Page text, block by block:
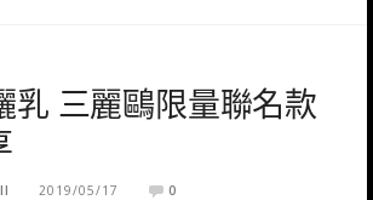
乳 三麗鷗限量聯名款
2019/05/17 0